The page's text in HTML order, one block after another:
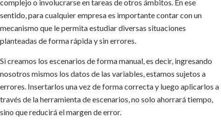
complejo o involucrarse en tareas de otros ámbitos. En ese
sentido, para cualquier empresa es importante contar con un
mecanismo que le permita estudiar diversas situaciones
planteadas de forma rápida y sin errores.
Si creamos los escenarios de forma manual, es decir, ingresando
nosotros mismos los datos de las variables, estamos sujetos a
errores. Insertarlos una vez de forma correcta y luego aplicarlos a
través de la herramienta de escenarios, no solo ahorrará tiempo,
sino que reducirá el margen de error.